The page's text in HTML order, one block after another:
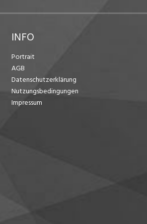
INFO
Portrait
AGB
Datenschutzerklärung
Nutzungsbedingungen
Impressum